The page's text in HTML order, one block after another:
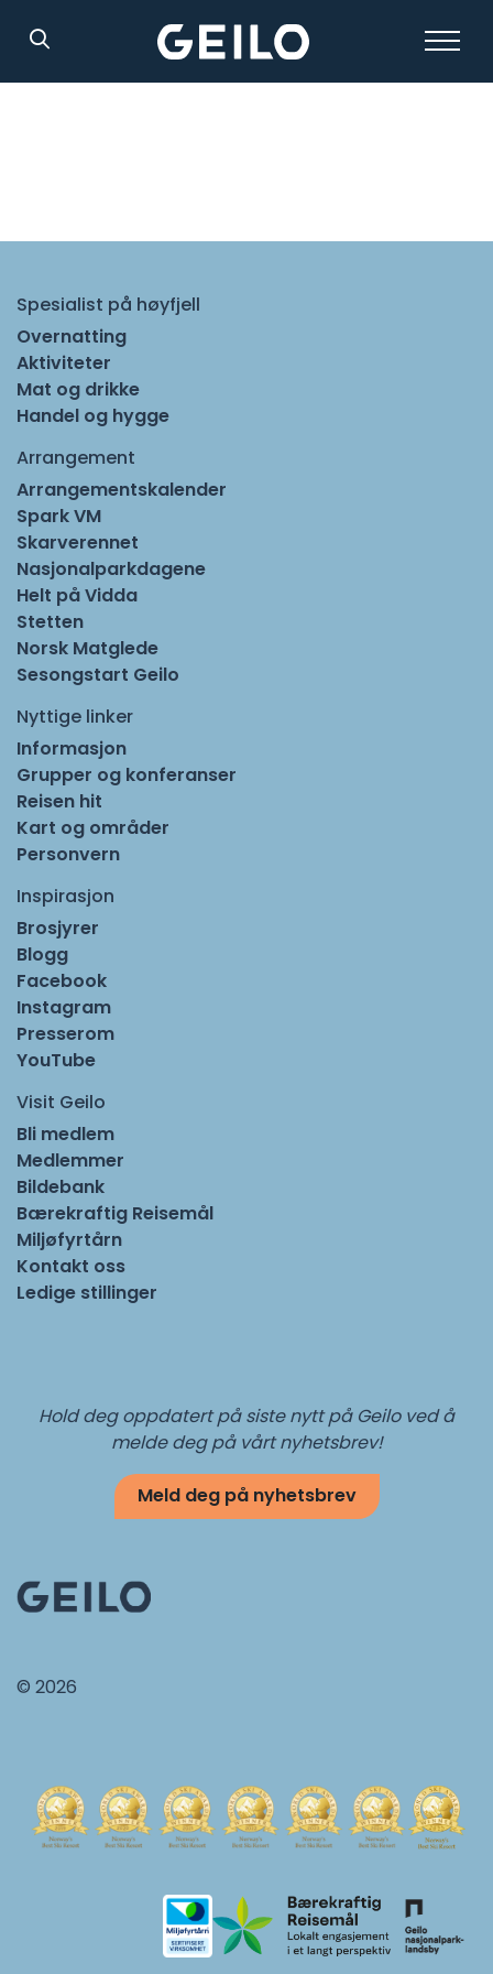
Spesialist på høyfjell
Overnatting
Aktiviteter
Mat og drikke
Handel og hygge
Arrangement
Arrangementskalender
Spark VM
Skarverennet
Nasjonalparkdagene
Helt på Vidda
Stetten
Norsk Matglede
Sesongstart Geilo
Nyttige linker
Informasjon
Grupper og konferanser
Reisen hit
Kart og områder
Personvern
Inspirasjon
Brosjyrer
Blogg
Facebook
Instagram
Presserom
YouTube
Visit Geilo
Bli medlem
Medlemmer
Bildebank
Bærekraftig Reisemål
Miljøfyrtårn
Kontakt oss
Ledige stillinger
Hold deg oppdatert på siste nytt på Geilo ved å
melde deg på vårt nyhetsbrev!
Meld deg på nyhetsbrev
© 2026